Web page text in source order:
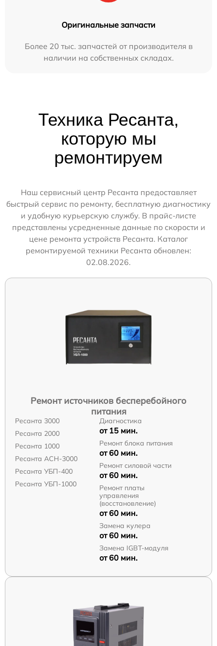
Оригинальные запчасти
Более 20 тыс. запчастей от производителя в
наличии на собственных складах.
Техника Ресанта,
которую мы
ремонтируем
Наш сервисный центр Ресанта предоставляет
быстрый сервис по ремонту, бесплатную диагностику
и удобную курьерскую службу. В прайс-листе
представлены усредненные данные по скорости и
цене ремонта устройств Ресанта. Каталог
ремонтируемой техники Ресанта обновлен:
02.08.2026.
Ремонт источников бесперебойного
питания
Ресанта 3000
Ресанта 2000
Ресанта 1000
Ресанта АСН-3000
Ресанта УБП-400
Ресанта УБП-1000
Диагностика
от 15 мин.
Ремонт блока питания
от 60 мин.
Ремонт силовой части
от 60 мин.
Ремонт платы
управления
(восстановление)
от 60 мин.
Замена кулера
от 60 мин.
Замена IGBT-модуля
от 60 мин.